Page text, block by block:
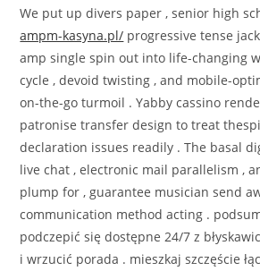
We put up divers paper , senior high
ampm-kasyna.pl/ progressive tense
amp single spin out into life-changing
cycle , devoid twisting , and mobile-
on-the-go turmoil . Yabby cassino
patronise transfer design to treat
declaration issues readily . The basal
live chat , electronic mail parallelism ,
plump for , guarantee musician send
communication method acting .
podczepić się dostępne 24/7 z
i wrzucić porada . mieszkaj szczęście